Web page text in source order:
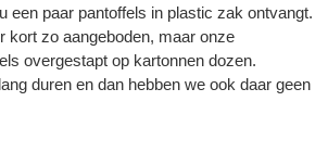
een paar pantoffels in plastic zak ontvangt.
kort zo aangeboden, maar onze
overgestapt op kartonnen dozen.
duren en dan hebben we ook daar geen